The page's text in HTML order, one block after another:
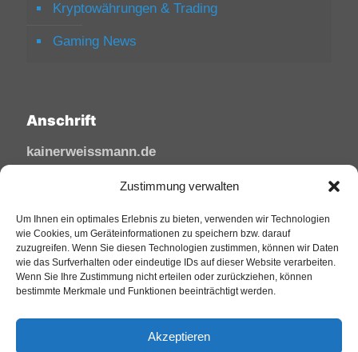
Zustimmung verwalten
Um Ihnen ein optimales Erlebnis zu bieten, verwenden wir Technologien
wie Cookies, um Geräteinformationen zu speichern bzw. darauf
zuzugreifen. Wenn Sie diesen Technologien zustimmen, können wir Daten
wie das Surfverhalten oder eindeutige IDs auf dieser Website verarbeiten.
Wenn Sie Ihre Zustimmung nicht erteilen oder zurückziehen, können
bestimmte Merkmale und Funktionen beeinträchtigt werden.
Akzeptieren
Kryptowährungen & Trading
Gaming News
Anschrift
kainerweissmann.de
Linzhausenstraße
Deutschland
Tel: 02644/945 81 88
Mail: kai@sfw-media.de